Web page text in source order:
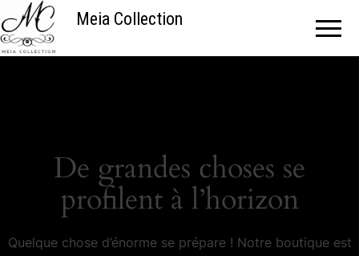
Meia Collection
De grandes choses se
profilent à l’horizon
Quelque chose d’énorme se prépare ! Notre boutique est